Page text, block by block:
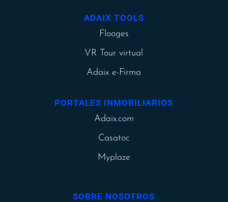
ADAIX TOOLS
Flooges
VR Tour virtual
Adaix e-Firma
PORTALES INMOBILIARIOS
Adaix.com
Casatoc
Myplaze
SOBRE NOSOTROS